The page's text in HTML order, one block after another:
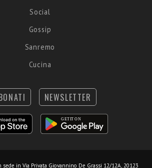
Social
Gossip
Sanremo
Cucina
NEWSLETTER
sede in Via Privata Giovannino De Grassi 12/12A, 20123